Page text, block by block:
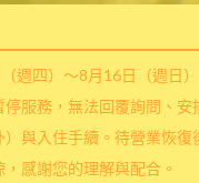
週四）～8月16日（週日）
服務，無法回覆詢問、安
與入住手續。待營業恢復
感謝您的理解與配合。